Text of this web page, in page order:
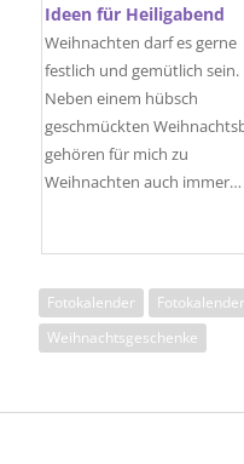
Ideen für Heiligabend
Weihnachten darf es gerne
festlich und gemütlich sein.
Neben einem hübsch
geschmückten
gehören für mich zu
Weihnachten auch immer…
Fotokalender
Weihnachtsgeschenke